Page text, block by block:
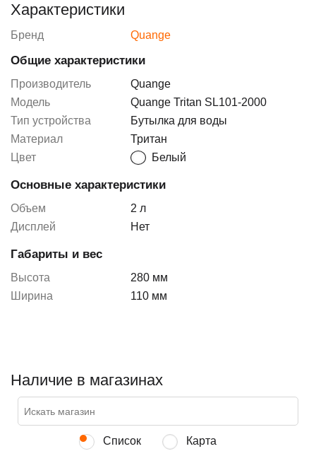
Характеристики
Бренд Quange
Общие характеристики
Производитель
Quange
Модель
Quange Tritan SL101-2000
Тип устройства
Бутылка для воды
Материал
Тритан
Цвет
Белый
Основные характеристики
Объем
2 л
Дисплей
Нет
Габариты и вес
Высота
280 мм
Ширина
110 мм
Наличие в магазинах
Список Карта